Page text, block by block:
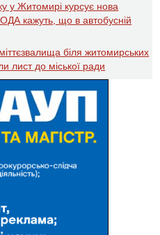
у Житомирі курсує нова
кажуть, що в автобусній
біля житомирських
лист до міської ради